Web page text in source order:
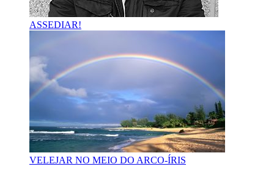
ASSEDIAR!
VELEJAR NO MEIO DO ARCO-ÍRIS